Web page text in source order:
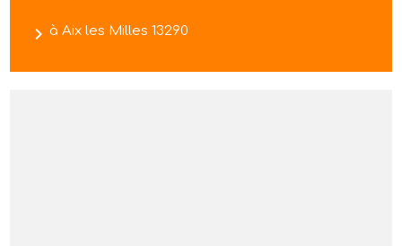
navigate_nextà Aix les Milles 13290